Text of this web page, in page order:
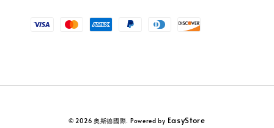
© 2026 奧斯德國際. Powered by EasyStore